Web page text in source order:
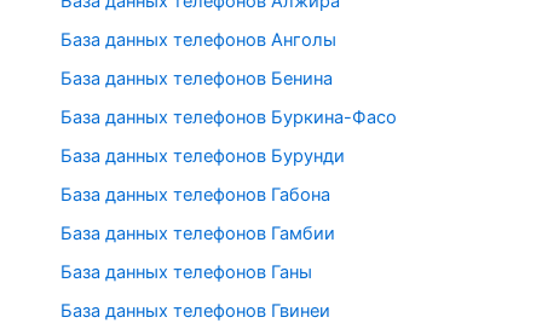
База данных телефонов Анголы
База данных телефонов Бенина
База данных телефонов Буркина-Фасо
База данных телефонов Бурунди
База данных телефонов Габона
База данных телефонов Гамбии
База данных телефонов Ганы
База данных телефонов Гвинеи